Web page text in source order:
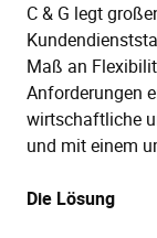
C & G legt
Maß an
Anforderungen
wirtschaftliche
und mit einem
Die Lösung